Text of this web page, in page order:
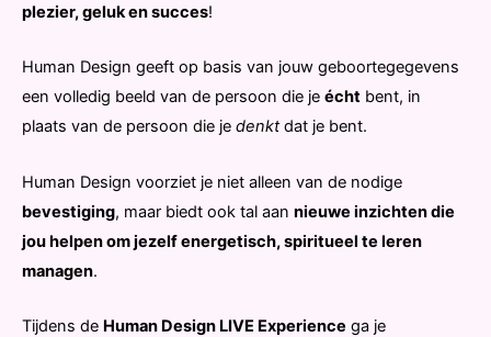
plezier, geluk en succes!
Human Design geeft op basis van jouw geboortegegevens
een volledig beeld van de persoon die je écht bent, in
plaats van de persoon die je denktdat je bent.
Human Design voorziet je niet alleen van de nodige
bevestiging, maar biedt ook tal aan nieuwe inzichten die
jou helpen om jezelf energetisch, spiritueel te leren
managen.
Tijdens de Human Design LIVE Experience ga je